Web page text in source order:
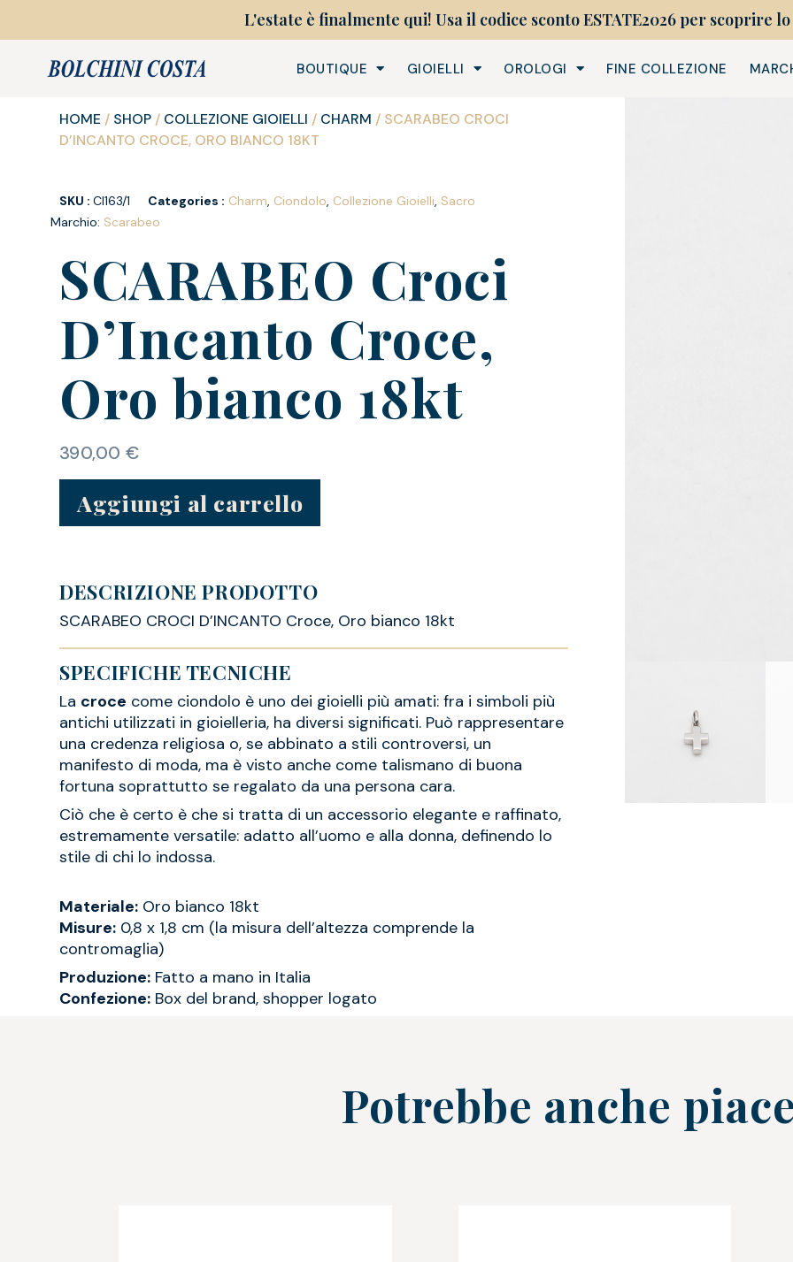
L'estate è finalmente qui! Usa il codice sconto ESTATE2026 per scoprire
BOUTIQUE GIOIELLI OROLOGI FINE COLLEZIONE
HOME / SHOP / COLLEZIONE GIOIELLI / CHARM / SCARABEO CROCI
D’INCANTO CROCE, ORO BIANCO 18KT
SKU :CI163/1 Categories : Charm, Ciondolo, Collezione Gioielli, Sacro
Marchio: Scarabeo
SCARABEO Croci
D’Incanto Croce,
Oro bianco 18kt
390,00 €
Aggiungi al carrello
DESCRIZIONE PRODOTTO
SCARABEO CROCI D’INCANTO Croce, Oro bianco 18kt
SPECIFICHE TECNICHE
La croce come ciondolo è uno dei gioielli più amati: fra i simboli più
antichi utilizzati in gioielleria, ha diversi significati. Può rappresentare
una credenza religiosa o, se abbinato a stili controversi, un
manifesto di moda, ma è visto anche come talismano di buona
fortuna soprattutto se regalato da una persona cara.
Ciò che è certo è che si tratta di un accessorio elegante e raffinato,
estremamente versatile: adatto all’uomo e alla donna, definendo lo
stile di chi lo indossa.
Materiale: Oro bianco 18kt
Misure: 0,8 x 1,8 cm (la misura dell’altezza comprende la
contromaglia)
Produzione: Fatto a mano in Italia
Confezione: Box del brand, shopper logato
Potrebbe anche